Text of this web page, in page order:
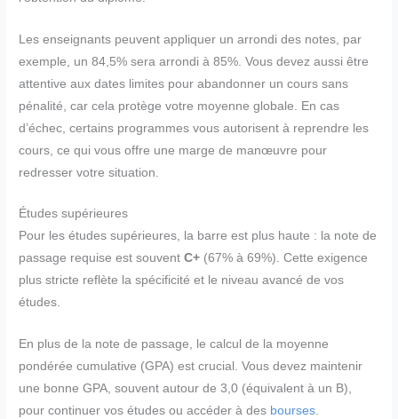
Les enseignants peuvent appliquer un arrondi des notes, par
exemple, un 84,5% sera arrondi à 85%. Vous devez aussi être
attentive aux dates limites pour abandonner un cours sans
pénalité, car cela protège votre moyenne globale. En cas
d’échec, certains programmes vous autorisent à reprendre les
cours, ce qui vous offre une marge de manœuvre pour
redresser votre situation.
Études supérieures
Pour les études supérieures, la barre est plus haute : la note de
passage requise est souventC+ (67% à 69%). Cette exigence
plus stricte reflète la spécificité et le niveau avancé de vos
études.
En plus de la note de passage, le calcul de la moyenne
pondérée cumulative (GPA) est crucial. Vous devez maintenir
une bonne GPA, souvent autour de 3,0 (équivalent à un B),
pour continuer vos études ou accéder à des bourses.